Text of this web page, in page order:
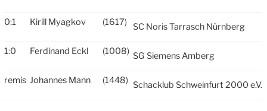
0:1 Kirill Myagkov (1617) SC Noris Tarrasch Nürnberg
1:0 Ferdinand Eckl (1008) SG Siemens Amberg
remis Johannes Mann (1448) Schacklub Schweinfurt 2000 e.V.